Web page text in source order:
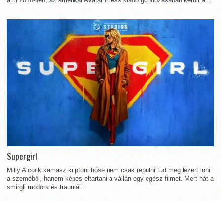
Supergirl
Milly Alcock kamasz kriptoni hőse nem csak repülni tud meg lézert lőni
a szeméből, hanem képes eltartani a vállán egy egész filmet. Mert hát a
smirgli modora és traumái...